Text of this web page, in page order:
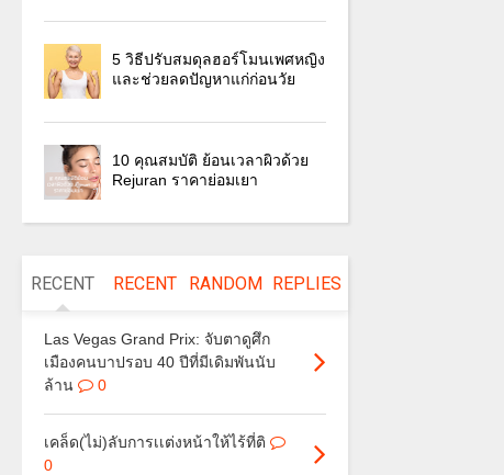
5 วิธีปรับสมดุลฮอร์โมนเพศหญิง
และช่วยลดปัญหาแก่ก่อนวัย
10 คุณสมบัติ ย้อนเวลาผิวด้วย
Rejuran ราคาย่อมเยา
RECENT RECENT RANDOM REPLIES
Las Vegas Grand Prix: จับตาดูศึก
เมืองคนบาปรอบ 40 ปีที่มีเดิมพันนับ
ล้าน
0
เคล็ด(ไม่)ลับการเเต่งหน้าให้ไร้ที่ติ
0